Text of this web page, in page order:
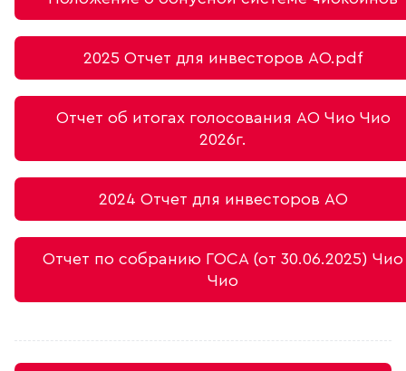
2025 Отчет для инвесторов АО.pdf
Отчет об итогах голосования АО Чио Чио
2026г.
2024 Отчет для инвесторов АО
Отчет по собранию ГОСА (от 30.06.2025) Чио
Чио